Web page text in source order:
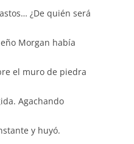
¿De quién será
Morgan había
el muro de piedra
Agachando
y huyó.